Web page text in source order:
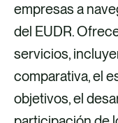
empresas a
del EUDR.
servicios,
comparativa, el
objetivos, el